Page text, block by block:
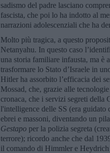
sadismo del padre lasciano
fascista, che poi lo ha indotto al
narrazioni adolescenziali che ha
Molto più tragica, a questo
Netanyahu. In questo caso
una storia familiare infausta, ma è
trasformare lo Stato d’Israele in
Hitler ha assorbito l’efficacia dei
Mossad, che, grazie alle
cronaca, che i servizi segreti della
l'intelligence delle SS (era
ebrei e massoni, diventando un
Gestapo per la polizia segreta
terrore); ricordo anche che dal
il comando di Himmler e